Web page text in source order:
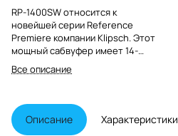
RP-1400SW относится к
новейшей серии Reference
Premiere компании Klipsch. Этот
мощный сабвуфер имеет 14-
дюймовый НЧ-динамик и
оснащен 500-ваттным
1000 Вт). Новая серия
сабвуферов разработана так,
чтобы отвечать
Все описание
Описание Характеристики